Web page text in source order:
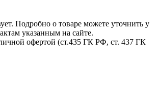
Подробно о товаре можете уточнить у
указанным на сайте.
офертой (ст.435 ГК РФ, cт. 437 ГК